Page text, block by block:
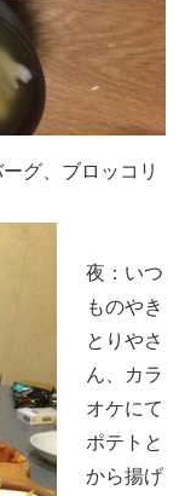
グ、ブロッコリ
夜：いつ
ものやき
とりやさ
ん、カラ
オケにて
ポテトと
から揚げ